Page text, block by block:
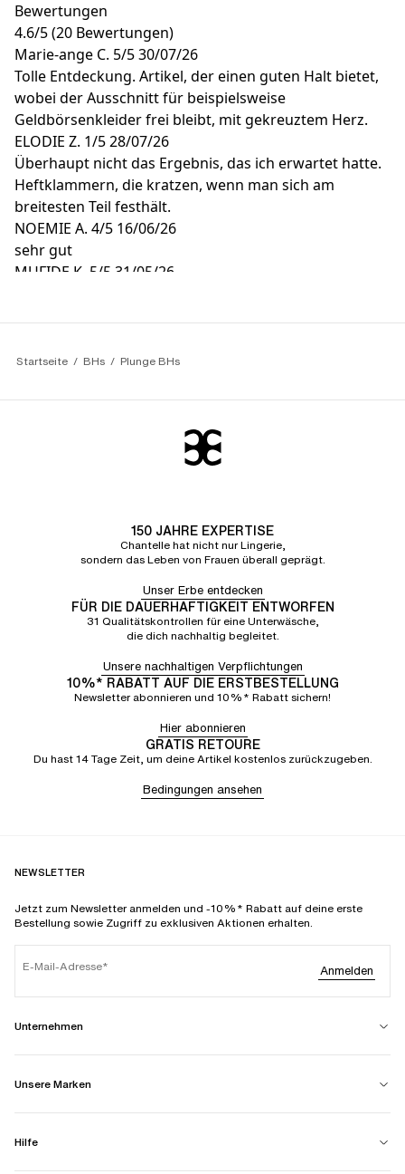
Bewertungen
4.6/5(20 Bewertungen)
Marie-ange C. 5/530/07/26
Tolle Entdeckung. Artikel, der einen guten Halt bietet,
wobei der Ausschnitt für beispielsweise
Geldbörsenkleider frei bleibt, mit gekreuztem Herz.
ELODIE Z. 1/528/07/26
Überhaupt nicht das Ergebnis, das ich erwartet hatte.
Heftklammern, die kratzen, wenn man sich am
breitesten Teil festhält.
NOEMIE A. 4/5 16/06/26
sehr gut
MUFIDE K. 5/5 31/05/26
Startseite BHs Plunge BHs
150 JAHRE EXPERTISE
Chantelle hat nicht nur Lingerie,
sondern das Leben von Frauen überall geprägt.
Unser Erbe entdecken
FÜR DIE DAUERHAFTIGKEIT ENTWORFEN
31 Qualitätskontrollen für eine Unterwäsche,
die dich nachhaltig begleitet.
Unsere nachhaltigen Verpflichtungen
10%* RABATT AUF DIE ERSTBESTELLUNG
Newsletter abonnieren und 10%* Rabatt sichern!
Hier abonnieren
GRATIS RETOURE
Du hast 14 Tage Zeit, um deine Artikel kostenlos zurückzugeben.
Bedingungen ansehen
NEWSLETTER
Jetzt zum Newsletter anmelden und -10%* Rabatt auf deine erste
Bestellung sowie Zugriff zu exklusiven Aktionen erhalten.
E-Mail-Adresse Anmelden
Unternehmen
Unsere Marken
Hilfe